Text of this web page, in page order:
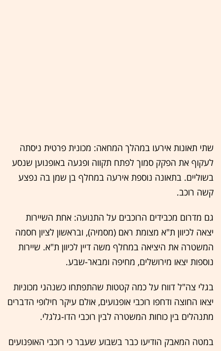
שתי תאונות אירעו במהלך המחאה: מכונית פרטית ניסתה
לעקוף את הפקק סמוך לפתח תקווה ופגעה באופנוען שנסע
בשוליים. בתאונה נוספת אירעה במחלף בן שמן בה נפצע
קשה רוכב.
גם מדרום מכבידים הרוכבים על התנועה: אחת השיירות
יצאה לכיוון ת"א מצומת ראם (מסמיה), ובראשון לציון חסמה
המשטרה את היציאה במחלף משה דיין לכיוון ת"א. שיירות
נוספות יצאו מירושלים, מחיפה ומבאר-שבע.
בגלי צה"ל דווח על כמה קטטות שהתפתחו כשנהגי מכוניות
יצאו החוצה ודחפו רוכבי אופנועים, אולם עיקר חילופי הדברים
מתנהלים בין כוחות המשטרה לבין רוכבי הדו-גלגלי.
במטה המאבק הודיעו כבר בשבוע שעבר כי רוכבי האופנועים